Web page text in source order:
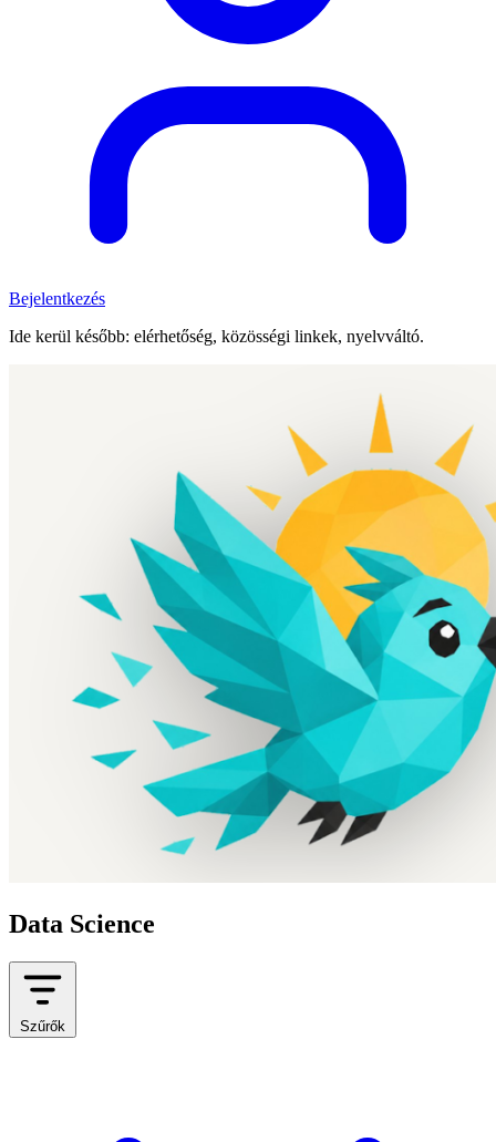
Bejelentkezés
Ide kerül később: elérhetőség, közösségi linkek, nyelvváltó.
Data Science
Szűrők